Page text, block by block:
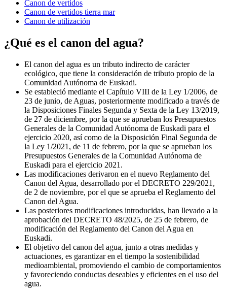
Canon de vertidos
Canon de vertidos tierra mar
Canon de utilización
¿Qué es el canon del agua?
El canon del agua es un tributo indirecto de carácter
ecológico, que tiene la consideración de tributo propio de la
Comunidad Autónoma de Euskadi.
Se estableció mediante el Capítulo VIII de la Ley 1/2006, de
23 de junio, de Aguas, posteriormente modificado a través de
la Disposiciones Finales Segunda y Sexta de la Ley 13/2019,
de 27 de diciembre, por la que se aprueban los Presupuestos
Generales de la Comu­nidad Autónoma de Euskadi para el
ejercicio 2020, así como de la Disposición Final Segunda de
la Ley 1/2021, de 11 de febrero, por la que se aprueban los
Presupuestos Generales de la Comu­nidad Autónoma de
Euskadi para el ejercicio 2021.
Las modificaciones derivaron en el nuevo Reglamento del
Canon del Agua, desarrollado por el DECRETO 229/2021,
de 2 de noviembre, por el que se aprueba el Reglamento del
Canon del Agua.
Las posteriores modificaciones introducidas, han llevado a la
aprobación del DECRETO 48/2025, de 25 de febrero, de
modificación del Reglamento del Canon del Agua en
Euskadi.
El objetivo del canon del agua, junto a otras medidas y
actuaciones, es garantizar en el tiempo la sostenibilidad
medioambiental, promoviendo el cambio de comportamientos
y favoreciendo conductas deseables y eficientes en el uso del
agua.